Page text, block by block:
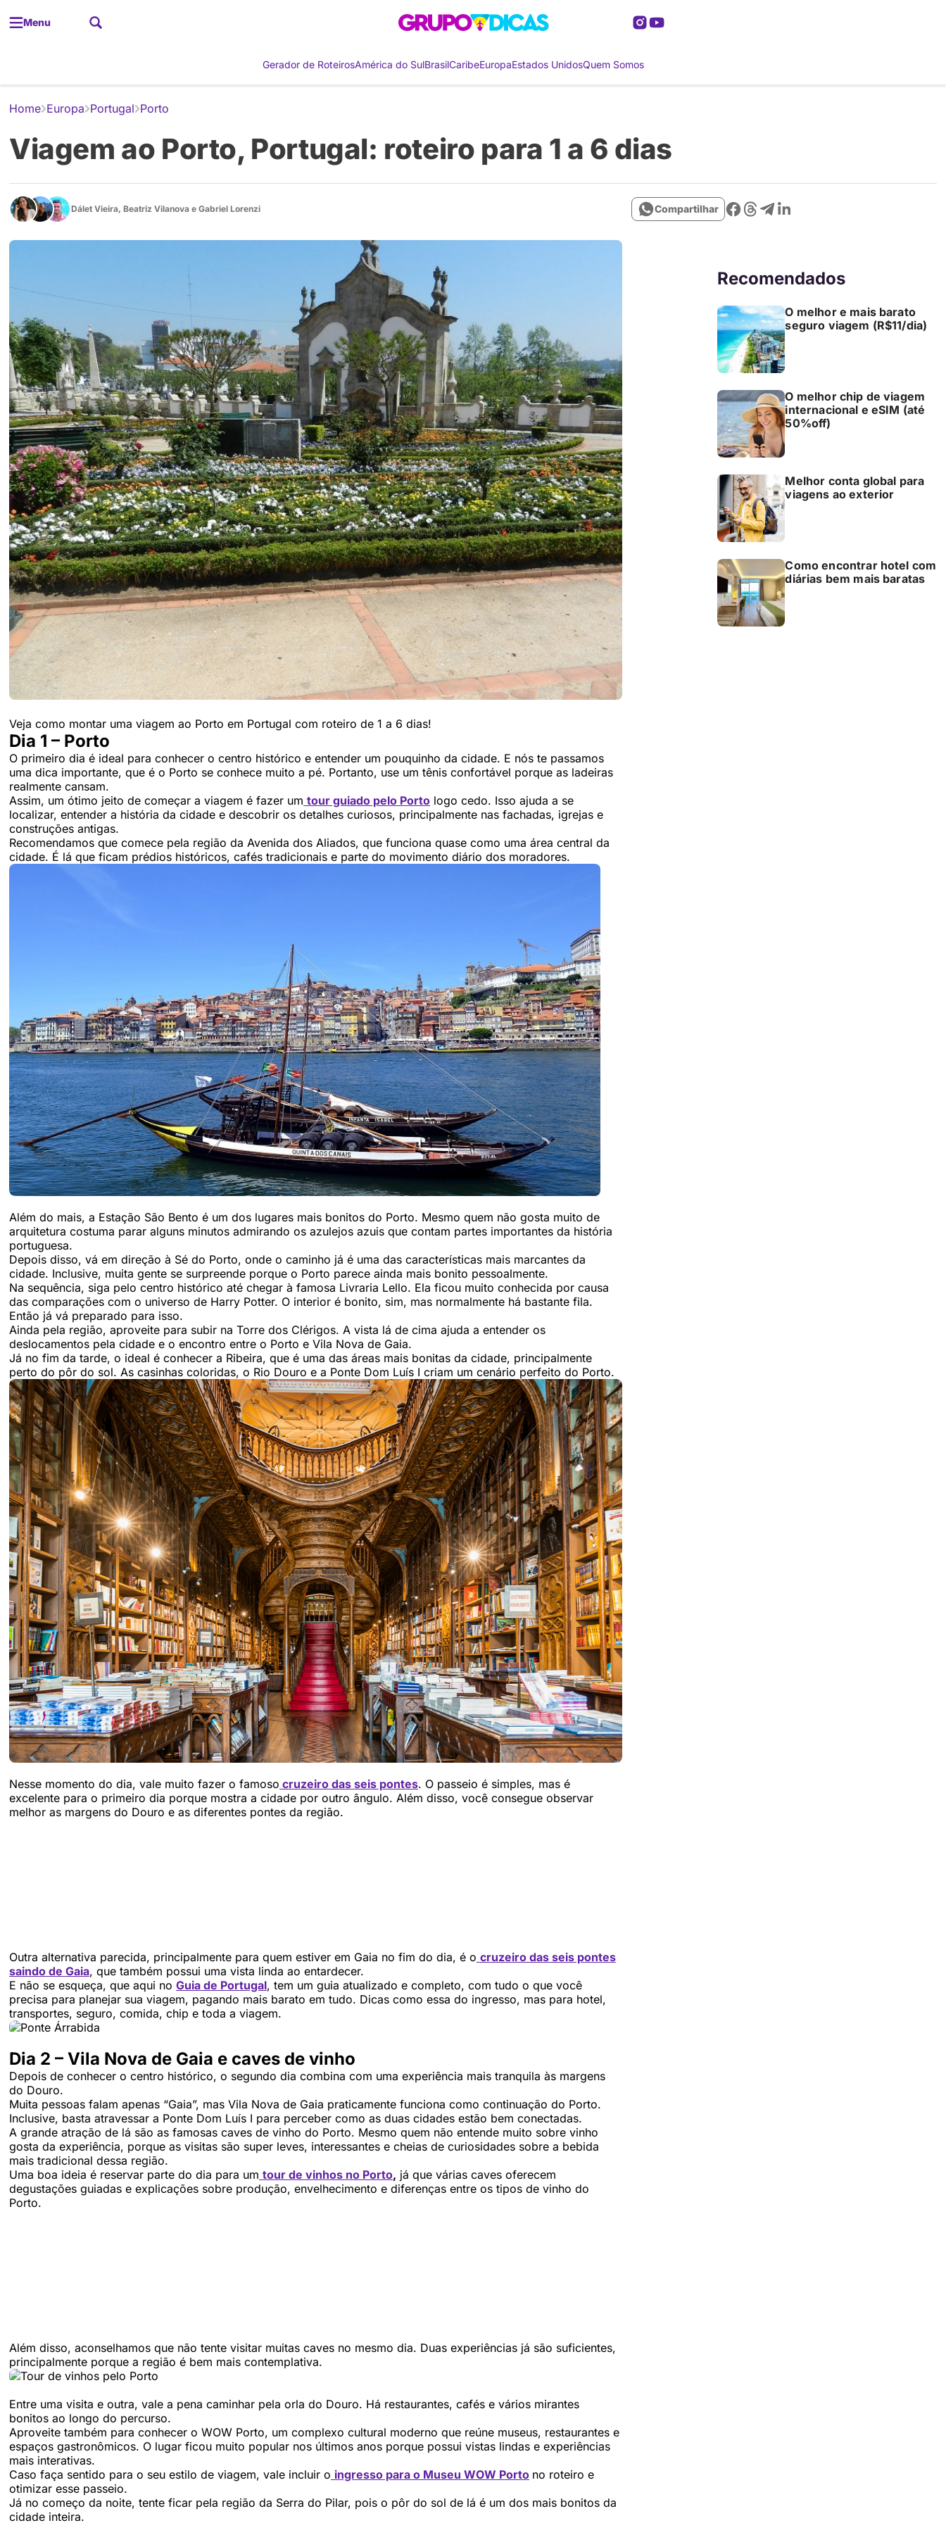
Menu
Gerador de RoteirosAmérica do SulBrasilCaribeEuropaEstados UnidosQuem Somos
Home Europa Portugal Porto
Viagem ao Porto, Portugal: roteiro para 1 a 6 dias
Dálet Vieira, Beatriz Vilanova e Gabriel Lorenzi Compartilhar
Veja como montar uma viagem ao Porto em Portugal com roteiro de 1 a 6 dias!
Dia 1 – Porto
O primeiro dia é ideal para conhecer o centro histórico e entender um pouquinho da cidade. E nós te passamos
uma dica importante, que é o Porto se conhece muito a pé. Portanto, use um tênis confortável porque as ladeiras
realmente cansam.
Assim, um ótimo jeito de começar a viagem é fazer um tour guiado pelo Porto logo cedo. Isso ajuda a se
localizar, entender a história da cidade e descobrir os detalhes curiosos, principalmente nas fachadas, igrejas e
construções antigas.
Recomendamos que comece pela região da Avenida dos Aliados, que funciona quase como uma área central da
cidade. É lá que ficam prédios históricos, cafés tradicionais e parte do movimento diário dos moradores.
Além do mais, a Estação São Bento é um dos lugares mais bonitos do Porto. Mesmo quem não gosta muito de
arquitetura costuma parar alguns minutos admirando os azulejos azuis que contam partes importantes da história
portuguesa.
Depois disso, vá em direção à Sé do Porto, onde o caminho já é uma das características mais marcantes da
cidade. Inclusive, muita gente se surpreende porque o Porto parece ainda mais bonito pessoalmente.
Na sequência, siga pelo centro histórico até chegar à famosa Livraria Lello. Ela ficou muito conhecida por causa
das comparações com o universo de Harry Potter. O interior é bonito, sim, mas normalmente há bastante fila.
Então já vá preparado para isso.
Ainda pela região, aproveite para subir na Torre dos Clérigos. A vista lá de cima ajuda a entender os
deslocamentos pela cidade e o encontro entre o Porto e Vila Nova de Gaia.
Já no fim da tarde, o ideal é conhecer a Ribeira, que é uma das áreas mais bonitas da cidade, principalmente
perto do pôr do sol. As casinhas coloridas, o Rio Douro e a Ponte Dom Luís I criam um cenário perfeito do Porto.
Nesse momento do dia, vale muito fazer o famoso cruzeiro das seis pontes. O passeio é simples, mas é
excelente para o primeiro dia porque mostra a cidade por outro ângulo. Além disso, você consegue observar
melhor as margens do Douro e as diferentes pontes da região.
Outra alternativa parecida, principalmente para quem estiver em Gaia no fim do dia, é o cruzeiro das seis pontes
saindo de Gaia, que também possui uma vista linda ao entardecer.
E não se esqueça, que aqui no Guia de Portugal, tem um guia atualizado e completo, com tudo o que você
precisa para planejar sua viagem, pagando mais barato em tudo. Dicas como essa do ingresso, mas para hotel,
transportes, seguro, comida, chip e toda a viagem.
Dia 2 – Vila Nova de Gaia e caves de vinho
Depois de conhecer o centro histórico, o segundo dia combina com uma experiência mais tranquila às margens
do Douro.
Muita pessoas falam apenas “Gaia”, mas Vila Nova de Gaia praticamente funciona como continuação do Porto.
Inclusive, basta atravessar a Ponte Dom Luís I para perceber como as duas cidades estão bem conectadas.
A grande atração de lá são as famosas caves de vinho do Porto. Mesmo quem não entende muito sobre vinho
gosta da experiência, porque as visitas são super leves, interessantes e cheias de curiosidades sobre a bebida
mais tradicional dessa região.
Uma boa ideia é reservar parte do dia para um tour de vinhos no Porto, já que várias caves oferecem
degustações guiadas e explicações sobre produção, envelhecimento e diferenças entre os tipos de vinho do
Porto.
Além disso, aconselhamos que não tente visitar muitas caves no mesmo dia. Duas experiências já são suficientes,
principalmente porque a região é bem mais contemplativa.
Entre uma visita e outra, vale a pena caminhar pela orla do Douro. Há restaurantes, cafés e vários mirantes
bonitos ao longo do percurso.
Aproveite também para conhecer o WOW Porto, um complexo cultural moderno que reúne museus, restaurantes e
espaços gastronômicos. O lugar ficou muito popular nos últimos anos porque possui vistas lindas e experiências
mais interativas.
Caso faça sentido para o seu estilo de viagem, vale incluir o ingresso para o Museu WOW Porto no roteiro e
otimizar esse passeio.
Já no começo da noite, tente ficar pela região da Serra do Pilar, pois o pôr do sol de lá é um dos mais bonitos da
cidade inteira.
Recomendados
O melhor e mais barato
seguro viagem (R$11/dia)
O melhor chip de viagem
internacional e eSIM (até
50%off)
Melhor conta global para
viagens ao exterior
Como encontrar hotel com
diárias bem mais baratas